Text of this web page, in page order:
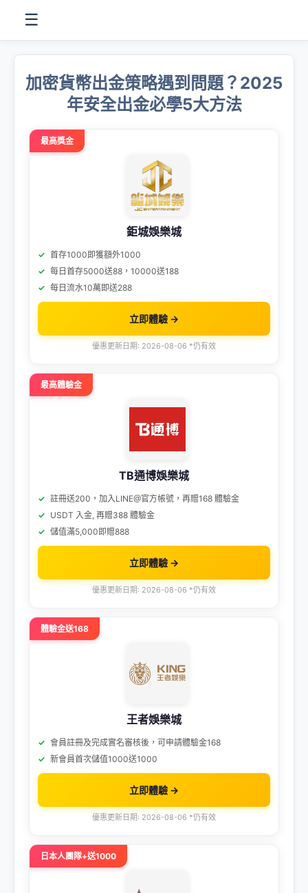
☰
加密貨幣出金策略遇到問題？2025
年安全出金必學5大方法
最高獎金
鉅城娛樂城
首存1000即獲額外1000
每日首存5000送88，10000送188
每日流水10萬即送288
立即體驗 →
優惠更新日期: 2026-08-06 *仍有效
最高體驗金
TB通博娛樂城
註冊送200，加入LINE@官方帳號，再贈168 體驗金
USDT 入金, 再贈388 體驗金
儲值滿5,000即贈888
立即體驗 →
優惠更新日期: 2026-08-06 *仍有效
體驗金送168
王者娛樂城
會員註冊及完成實名審核後，可申請體驗金168
新會員首次儲值1000送1000
立即體驗 →
優惠更新日期: 2026-08-06 *仍有效
日本人團隊+送1000